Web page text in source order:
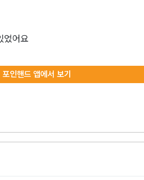
었어요
포인핸드 앱에서 보기